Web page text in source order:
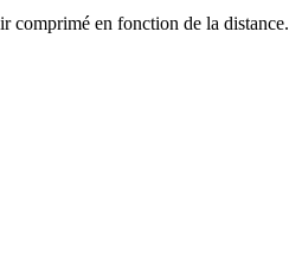
comprimé en fonction de la distance.